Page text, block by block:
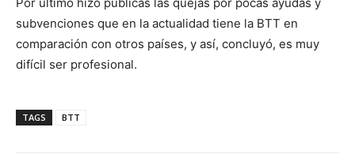
subvenciones que en la actualidad tiene la BTT en
comparación con otros países, y así, concluyó, es muy
difícil ser profesional.
TAGS BTT